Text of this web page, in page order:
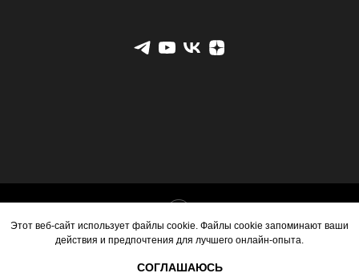
Этот веб-сайт использует файлы cookie. Файлы cookie запоминают ваши
действия и предпочтения для лучшего онлайн-опыта.
СОГЛАШАЮСЬ